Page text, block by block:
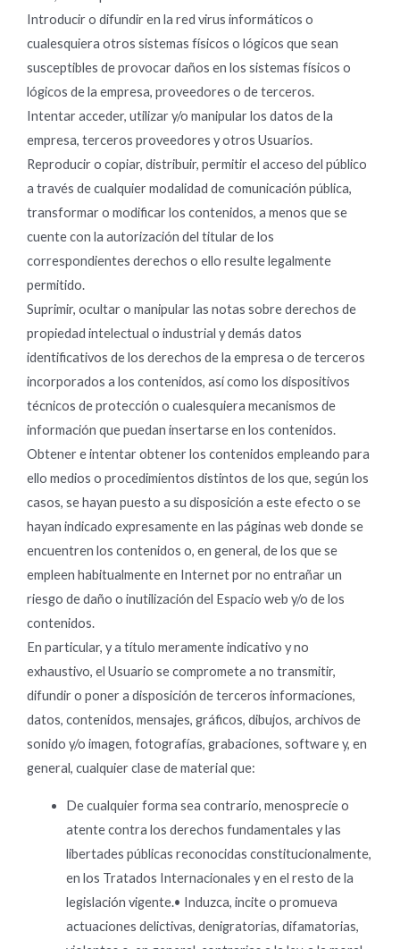
Introducir o difundir en la red virus informáticos o
cualesquiera otros sistemas físicos o lógicos que sean
susceptibles de provocar daños en los sistemas físicos o
lógicos de la empresa, proveedores o de terceros.
Intentar acceder, utilizar y/o manipular los datos de la
empresa, terceros proveedores y otros Usuarios.
Reproducir o copiar, distribuir, permitir el acceso del público
a través de cualquier modalidad de comunicación pública,
transformar o modificar los contenidos, a menos que se
cuente con la autorización del titular de los
correspondientes derechos o ello resulte legalmente
permitido.
Suprimir, ocultar o manipular las notas sobre derechos de
propiedad intelectual o industrial y demás datos
identificativos de los derechos de la empresa o de terceros
incorporados a los contenidos, así como los dispositivos
técnicos de protección o cualesquiera mecanismos de
información que puedan insertarse en los contenidos.
Obtener e intentar obtener los contenidos empleando para
ello medios o procedimientos distintos de los que, según los
casos, se hayan puesto a su disposición a este efecto o se
hayan indicado expresamente en las páginas web donde se
encuentren los contenidos o, en general, de los que se
empleen habitualmente en Internet por no entrañar un
riesgo de daño o inutilización del Espacio web y/o de los
contenidos.
En particular, y a título meramente indicativo y no
exhaustivo, el Usuario se compromete a no transmitir,
difundir o poner a disposición de terceros informaciones,
datos, contenidos, mensajes, gráficos, dibujos, archivos de
sonido y/o imagen, fotografías, grabaciones, software y, en
general, cualquier clase de material que:
De cualquier forma sea contrario, menosprecie o
atente contra los derechos fundamentales y las
libertades públicas reconocidas constitucionalmente,
en los Tratados Internacionales y en el resto de la
legislación vigente.• Induzca, incite o promueva
actuaciones delictivas, denigratorias, difamatorias,